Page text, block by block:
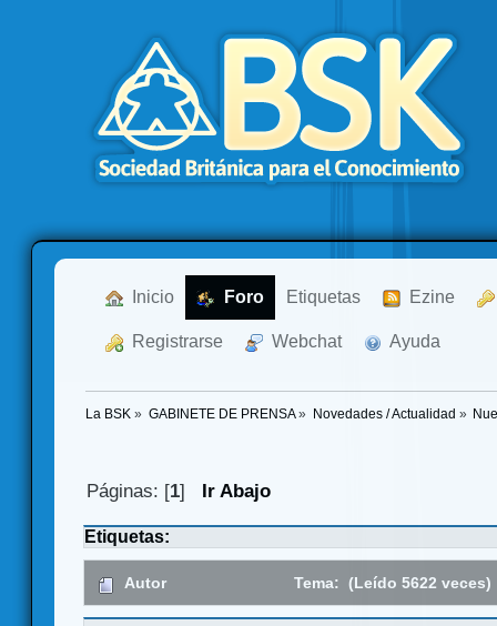
Inicio Foro Etiquetas Ezine
Registrarse Webchat Ayuda
La BSK » GABINETE DE PRENSA» Novedades / Actualidad »
Páginas: [1] Ir Abajo
Etiquetas:
Autor Tema: (Leído 5622 veces)